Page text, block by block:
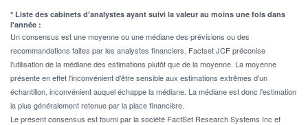
* Liste des cabinets d'analystes ayant suivi la valeur au moins une fois dans
l'année :
Un consensus est une moyenne ou une médiane des prévisions ou des
recommandations faites par les analystes financiers. Factset JCF préconise
l'utilisation de la médiane des estimations plutôt que de la moyenne. La moyenne
présente en effet l'inconvénient d'être sensible aux estimations extrêmes d'un
échantillon, inconvénient auquel échappe la médiane. La médiane est donc l'estimation
la plus généralement retenue par la place financière.
Le présent consensus est fourni par la société FactSet Research Systems Inc et